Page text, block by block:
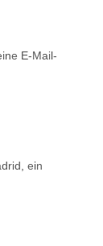
E-Mail-
ein